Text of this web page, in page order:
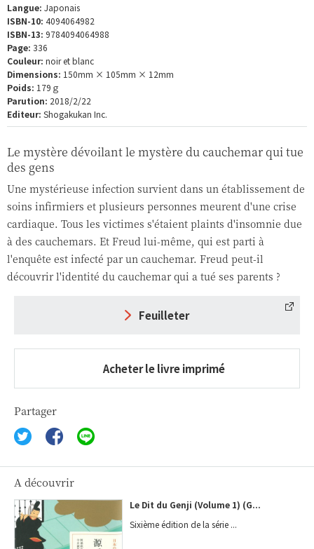
Langue: Japonais
ISBN-10: 4094064982
ISBN-13: 9784094064988
Page: 336
Couleur: noir et blanc
Dimensions: 150mm × 105mm × 12mm
Poids: 179ｇ
Parution: 2018/2/22
Editeur: Shogakukan Inc.
Le mystère dévoilant le mystère du cauchemar qui tue
des gens
Une mystérieuse infection survient dans un établissement de
soins infirmiers et plusieurs personnes meurent d'une crise
cardiaque. Tous les victimes s'étaient plaints d'insomnie due
à des cauchemars. Et Freud lui-même, qui est parti à
l'enquête est infecté par un cauchemar. Freud peut-il
découvrir l'identité du cauchemar qui a tué ses parents ?
Feuilleter
Acheter le livre imprimé
Partager
A découvrir
Le Dit du Genji (Volume 1) (G...
Sixième édition de la série ...